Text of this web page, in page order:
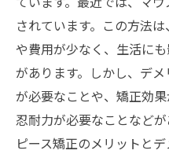
されています。この方法
や費用が少なく、生活に
があります。しかし、デ
が必要なことや、矯正効
忍耐力が必要なことなど
ピース矯正のメリットと